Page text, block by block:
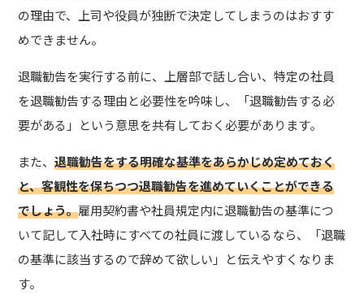
の理由で、上司や役員が独断で決定してしまうのはおすす
めできません。
退職勧告を実行する前に、上層部で話し合い、特定の社員
を退職勧告する理由と必要性を吟味し、「退職勧告する必
要がある」という意思を共有しておく必要があります。
また、退職勧告をする明確な基準をあらかじめ定めておく
と、客観性を保ちつつ退職勧告を進めていくことができる
でしょう。雇用契約書や社員規定内に退職勧告の基準につ
いて記して入社時にすべての社員に渡しているなら、「退職
の基準に該当するので辞めて欲しい」と伝えやすくなりま
す。